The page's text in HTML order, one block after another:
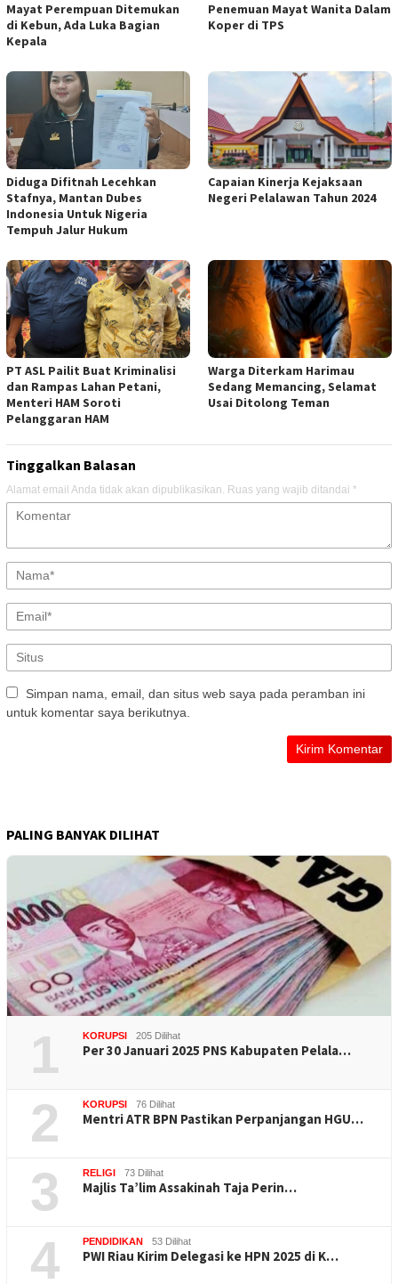
Mayat Perempuan Ditemukan
di Kebun, Ada Luka Bagian
Kepala
Penemuan Mayat Wanita Dalam
Koper di TPS
Diduga Difitnah Lecehkan
Stafnya, Mantan Dubes
Indonesia Untuk Nigeria
Tempuh Jalur Hukum
Capaian Kinerja Kejaksaan
Negeri Pelalawan Tahun 2024
PT ASL Pailit Buat Kriminalisi
dan Rampas Lahan Petani,
Menteri HAM Soroti
Pelanggaran HAM
Warga Diterkam Harimau
Sedang Memancing, Selamat
Usai Ditolong Teman
Tinggalkan Balasan
Alamat email Anda tidak akan dipublikasikan. Ruas yang wajib ditandai *
Simpan nama, email, dan situs web saya pada peramban ini
untuk komentar saya berikutnya.
PALING BANYAK DILIHAT
1 KORUPSI 205 Dilihat
Per 30 Januari 2025 PNS Kabupaten Pelala…
2 KORUPSI 76 Dilihat
Mentri ATR BPN Pastikan Perpanjangan HGU…
3 RELIGI 73 Dilihat
Majlis Ta’lim Assakinah Taja Perin…
4 PENDIDIKAN 53 Dilihat
PWI Riau Kirim Delegasi ke HPN 2025 di K…